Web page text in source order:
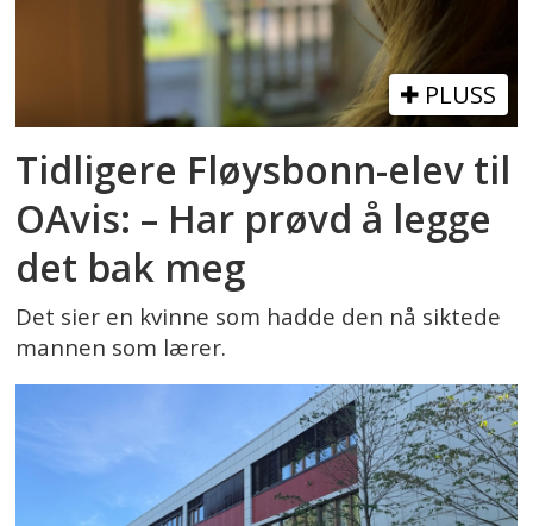
PLUSS
Tidligere Fløysbonn-elev til
OAvis: – Har prøvd å legge
det bak meg
Det sier en kvinne som hadde den nå siktede
mannen som lærer.